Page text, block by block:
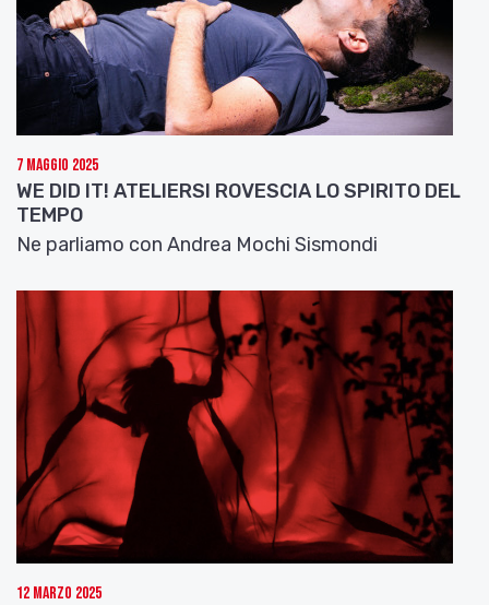
18.00.
7 Maggio 2025
WE DID IT! ATELIERSI ROVESCIA LO SPIRITO DEL
TEMPO
Ne parliamo con Andrea Mochi Sismondi
12 Marzo 2025